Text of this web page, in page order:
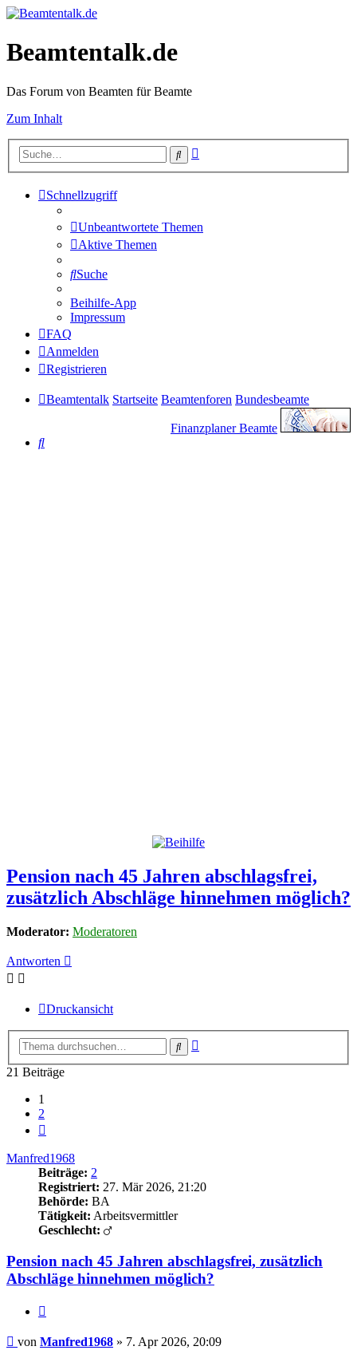
Beamtentalk.de
Das Forum von Beamten für Beamte
Zum Inhalt
Suche
Schnellzugriff
Unbeantwortete Themen
Aktive Themen
Suche
Beihilfe-App
Impressum
FAQ
Anmelden
Registrieren
Beamtentalk Startseite Beamtenforen Bundesbeamte
Finanzplaner Beamte
Suche
Pension nach 45 Jahren abschlagsfrei,
zusätzlich Abschläge hinnehmen möglich?
Moderator: Moderatoren
Antworten
Druckansicht
Suche
21 Beiträge
1
2
Manfred1968
Beiträge: 2
Registriert: 27. Mär 2026, 21:20
Behörde: BA
Tätigkeit: Arbeitsvermittler
Geschlecht:
Pension nach 45 Jahren abschlagsfrei, zusätzlich
Abschläge hinnehmen möglich?
Beitrag
von Manfred1968 » 7. Apr 2026, 20:09